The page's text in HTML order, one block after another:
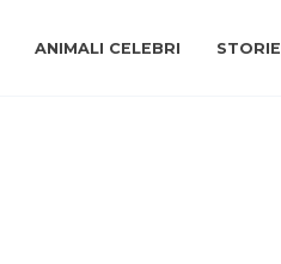
ANIMALI CELEBRI